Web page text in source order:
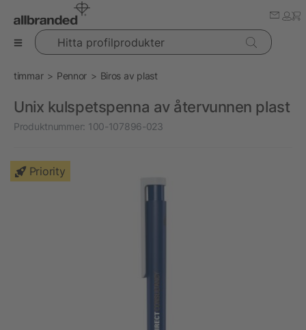
Hitta profilprodukter
timmar Pennor Biros av plast
Unix kulspetspenna av återvunnen plast
Produktnummer: 100-107896-023
Priority